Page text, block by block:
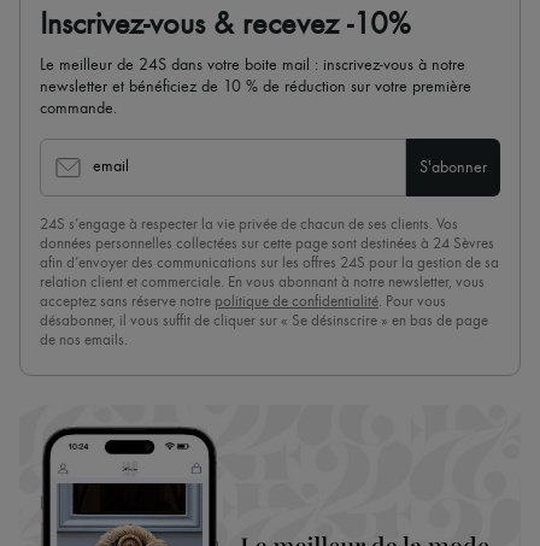
Inscrivez-vous & recevez -10%
Le meilleur de 24S dans votre boite mail : inscrivez-vous à notre
newsletter et bénéficiez de 10 % de réduction sur votre première
commande.
email S'abonner
24S s’engage à respecter la vie privée de chacun de ses clients. Vos
données personnelles collectées sur cette page sont destinées à 24 Sèvres
afin d’envoyer des communications sur les offres 24S pour la gestion de sa
relation client et commerciale. En vous abonnant à notre newsletter, vous
acceptez sans réserve notre politique de confidentialité. Pour vous
désabonner, il vous suffit de cliquer sur « Se désinscrire » en bas de page
de nos emails.